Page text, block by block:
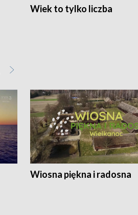
Wiek to tylko liczba
Wiosna piękna i radosna